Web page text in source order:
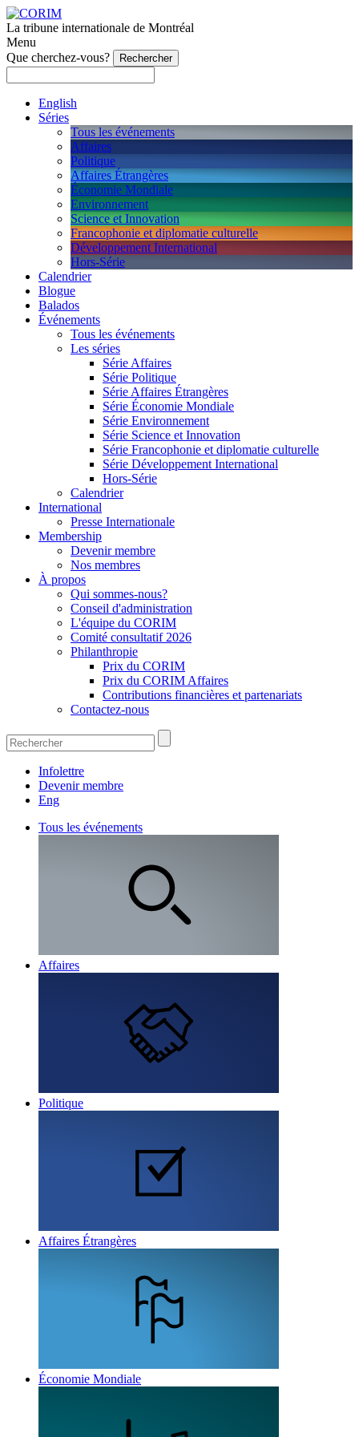
La tribune internationale de Montréal
Menu
Que cherchez-vous?
English
Séries
Tous les événements
Affaires
Politique
Affaires Étrangères
Économie Mondiale
Environnement
Science et Innovation
Francophonie et diplomatie culturelle
Développement International
Hors-Série
Calendrier
Blogue
Balados
Événements
Tous les événements
Les séries
Série Affaires
Série Politique
Série Affaires Étrangères
Série Économie Mondiale
Série Environnement
Série Science et Innovation
Série Francophonie et diplomatie culturelle
Série Développement International
Hors-Série
Calendrier
International
Presse Internationale
Membership
Devenir membre
Nos membres
À propos
Qui sommes-nous?
Conseil d'administration
L'équipe du CORIM
Comité consultatif 2026
Philanthropie
Prix du CORIM
Prix du CORIM Affaires
Contributions financières et partenariats
Contactez-nous
Infolettre
Devenir membre
Eng
Tous les événements
Affaires
Politique
Affaires Étrangères
Économie Mondiale